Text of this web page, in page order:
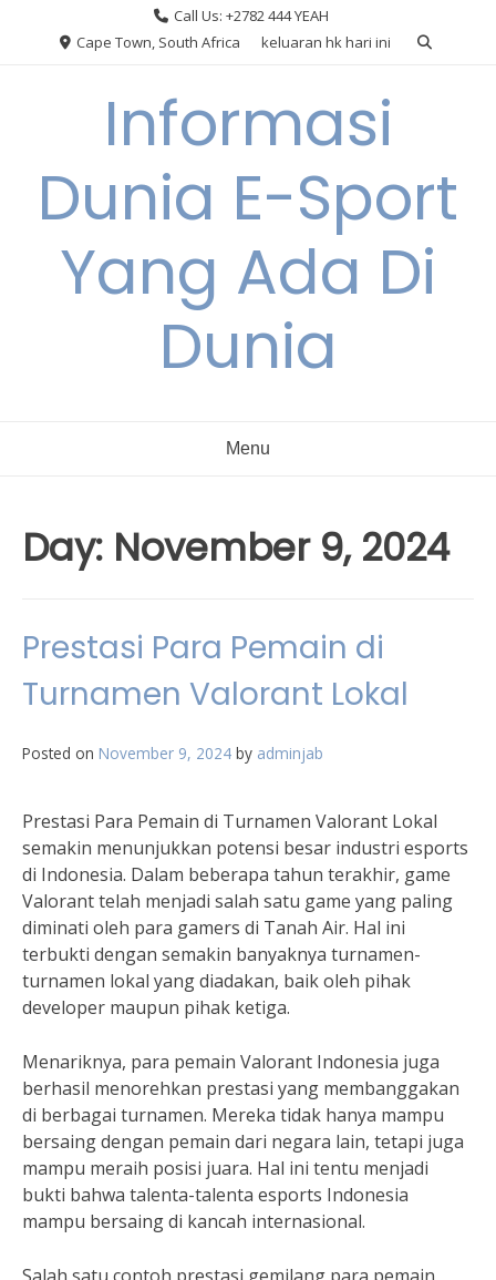
Call Us: +2782 444 YEAH
Cape Town, South Africa
keluaran hk hari ini
Informasi
Dunia E-Sport
Yang Ada Di
Dunia
Menu
Day: November 9, 2024
Prestasi Para Pemain di
Turnamen Valorant Lokal
Posted on November 9, 2024 by adminjab
Prestasi Para Pemain di Turnamen Valorant Lokal
semakin menunjukkan potensi besar industri esports
di Indonesia. Dalam beberapa tahun terakhir, game
Valorant telah menjadi salah satu game yang paling
diminati oleh para gamers di Tanah Air. Hal ini
terbukti dengan semakin banyaknya turnamen-
turnamen lokal yang diadakan, baik oleh pihak
developer maupun pihak ketiga.
Menariknya, para pemain Valorant Indonesia juga
berhasil menorehkan prestasi yang membanggakan
di berbagai turnamen. Mereka tidak hanya mampu
bersaing dengan pemain dari negara lain, tetapi juga
mampu meraih posisi juara. Hal ini tentu menjadi
bukti bahwa talenta-talenta esports Indonesia
mampu bersaing di kancah internasional.